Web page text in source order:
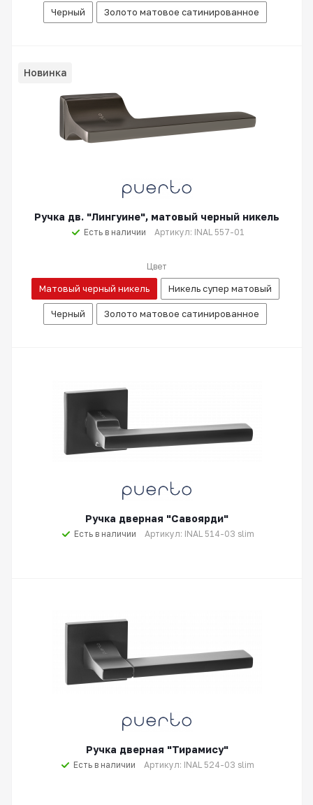
Черный Золото матовое сатинированное
Новинка
Ручка дв. "Лингуине", матовый черный никель
Есть в наличии Артикул: INAL 557-01
Цвет
Матовый черный никель Никель супер матовый
Черный Золото матовое сатинированное
Ручка дверная "Савоярди"
Есть в наличии Артикул: INAL 514-03 slim
Ручка дверная "Тирамису"
Есть в наличии Артикул: INAL 524-03 slim